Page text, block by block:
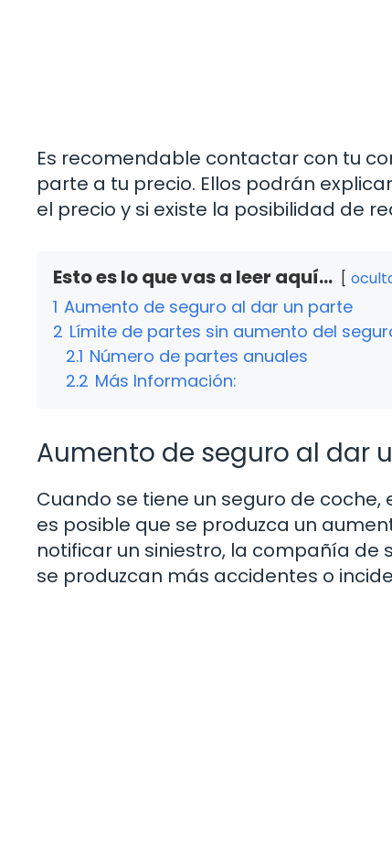
Es recomendable contactar con tu
parte a tu precio. Ellos podrán
el precio y si existe la posibilidad de
Esto es lo que vas a leer aquí...
1 Aumento de seguro al dar un parte
2 Límite de partes sin aumento del
2.1 Número de partes anuales
2.2 Más Información:
Aumento de seguro al dar
Cuando se tiene un seguro de
es posible que se produzca un
notificar un siniestro, la compañía de
se produzcan más accidentes o